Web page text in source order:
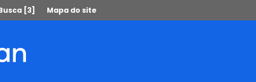
[3] Mapa do site